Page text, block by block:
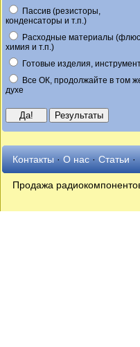
Пассив (резисторы,
конденсаторы и т.п.)
Расходные материалы
химия и т.п.)
Готовые изделия,
Все ОК, продолжайте в том
духе
Контакты·О нас·Статьи·
Продажа